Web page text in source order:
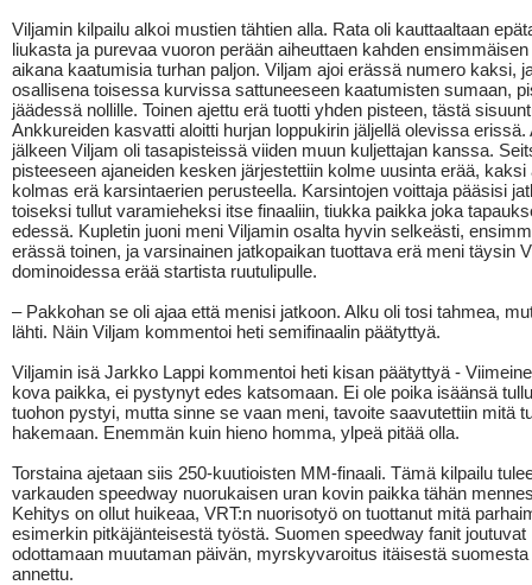
Viljamin kilpailu alkoi mustien tähtien alla. Rata oli kauttaaltaan
liukasta ja purevaa vuoron perään aiheuttaen kahden ensimmäisen
aikana kaatumisia turhan paljon. Viljam ajoi erässä numero kaksi,
osallisena toisessa kurvissa sattuneeseen kaatumisten sumaan,
jäädessä nollille. Toinen ajettu erä tuotti yhden pisteen, tästä
Ankkureiden kasvatti aloitti hurjan loppukirin jäljellä olevissa erissä.
jälkeen Viljam oli tasapisteissä viiden muun kuljettajan kanssa.
pisteeseen ajaneiden kesken järjestettiin kolme uusinta erää, kaksi
kolmas erä karsintaerien perusteella. Karsintojen voittaja pääsisi
toiseksi tullut varamieheksi itse finaaliin, tiukka paikka joka
edessä. Kupletin juoni meni Viljamin osalta hyvin selkeästi,
erässä toinen, ja varsinainen jatkopaikan tuottava erä meni täysin
dominoidessa erää startista ruutulipulle.
– Pakkohan se oli ajaa että menisi jatkoon. Alku oli tosi tahmea,
lähti. Näin Viljam kommentoi heti semifinaalin päätyttyä.
Viljamin isä Jarkko Lappi kommentoi heti kisan päätyttyä -
kova paikka, ei pystynyt edes katsomaan. Ei ole poika isäänsä
tuohon pystyi, mutta sinne se vaan meni, tavoite saavutettiin mitä
hakemaan. Enemmän kuin hieno homma, ylpeä pitää olla.
Torstaina ajetaan siis 250-kuutioisten MM-finaali. Tämä kilpailu
varkauden speedway nuorukaisen uran kovin paikka tähän
Kehitys on ollut huikeaa, VRT:n nuorisotyö on tuottanut mitä
esimerkin pitkäjänteisestä työstä. Suomen speedway fanit joutuvat
odottamaan muutaman päivän, myrskyvaroitus itäisestä suomesta
annettu.